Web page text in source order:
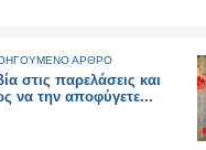
ΑΡΘΡΟ
στις παρελάσεις και
να την αποφύγετε...